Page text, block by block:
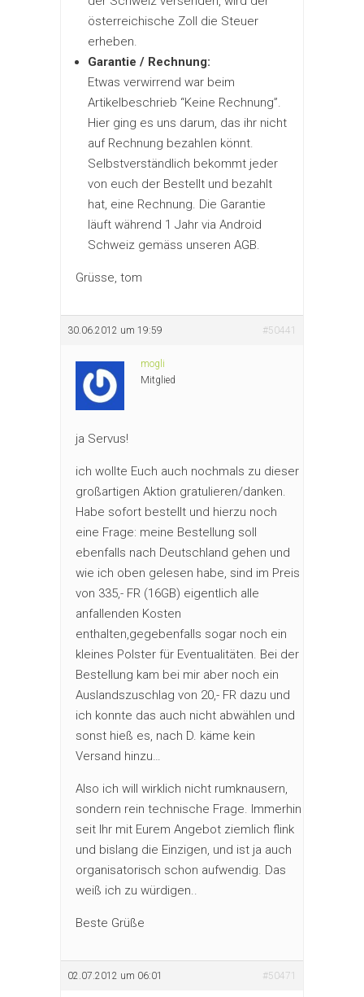
österreichische Zoll die Steuer
erheben.
Garantie / Rechnung:
Etwas verwirrend war beim
Artikelbeschrieb “Keine Rechnung”.
Hier ging es uns darum, das ihr nicht
auf Rechnung bezahlen könnt.
Selbstverständlich bekommt jeder
von euch der Bestellt und bezahlt
hat, eine Rechnung. Die Garantie
läuft während 1 Jahr via Android
Schweiz gemäss unseren AGB.
Grüsse, tom
30.06.2012 um 19:59 #50441
mogli
Mitglied
ja Servus!
ich wollte Euch auch nochmals zu dieser
großartigen Aktion gratulieren/danken.
Habe sofort bestellt und hierzu noch
eine Frage: meine Bestellung soll
ebenfalls nach Deutschland gehen und
wie ich oben gelesen habe, sind im Preis
von 335,- FR (16GB) eigentlich alle
anfallenden Kosten
enthalten,gegebenfalls sogar noch ein
kleines Polster für Eventualitäten. Bei der
Bestellung kam bei mir aber noch ein
Auslandszuschlag von 20,- FR dazu und
ich konnte das auch nicht abwählen und
sonst hieß es, nach D. käme kein
Versand hinzu…
Also ich will wirklich nicht rumknausern,
sondern rein technische Frage. Immerhin
seit Ihr mit Eurem Angebot ziemlich flink
und bislang die Einzigen, und ist ja auch
organisatorisch schon aufwendig. Das
weiß ich zu würdigen..
Beste Grüße
02.07.2012 um 06:01 #50471